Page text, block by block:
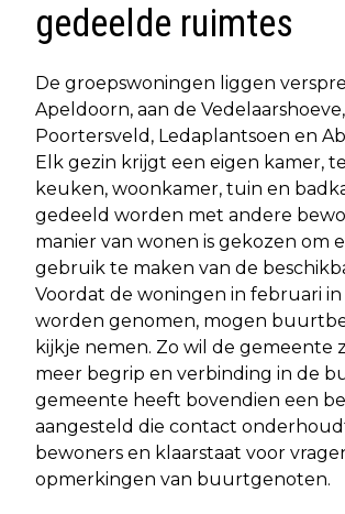
gedeelde ruimtes
De groepswoningen liggen
Apeldoorn, aan de Vedelaarshoeve,
Poortersveld, Ledaplantsoen en
Elk gezin krijgt een eigen kamer,
keuken, woonkamer, tuin en
gedeeld worden met andere
manier van wonen is gekozen om
gebruik te maken van de
Voordat de woningen in februari
worden genomen, mogen
kijkje nemen. Zo wil de gemeente
meer begrip en verbinding in de
gemeente heeft bovendien een
aangesteld die contact
bewoners en klaarstaat voor
opmerkingen van buurtgenoten.